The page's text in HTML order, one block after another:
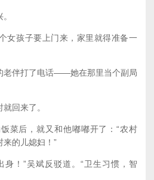
女孩子要上门来，家里就得准备一
老伴打了电话——她在那里当个副局
回来了。
菜后，就又和他嘟嘟开了：“农村
来的儿媳妇！”
身！”吴斌反驳道。“卫生习惯，智